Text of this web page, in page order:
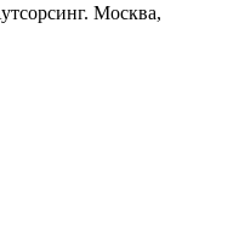
Москва,